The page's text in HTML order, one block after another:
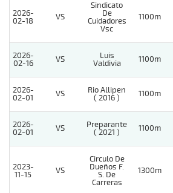
2026-
02-18
VS
Sindicato
De
Cuidadores
Vsc
1100m
2026-
02-16
VS
Luis
Valdivia
1100m
2026-
02-01
VS
Rio Allipen
( 2016 )
1100m
2026-
02-01
VS
Preparante
( 2021 )
1100m
2023-
11-15
VS
Circulo De
Dueños F.
S. De
Carreras
1300m